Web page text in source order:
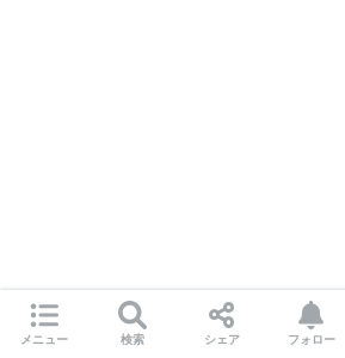
アターリング・ヒルズ洞
メニュー 検索 シェア フォロー